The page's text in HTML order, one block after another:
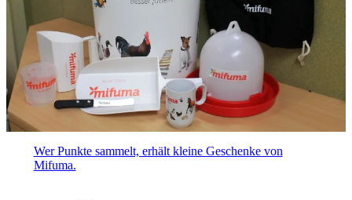
Wer Punkte sammelt, erhält kleine Geschenke von
Mifuma.